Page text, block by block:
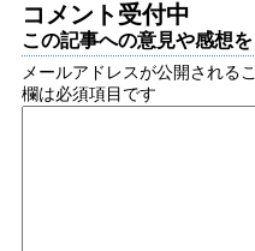
コメント受付中
この記事への意見や感想を
メールアドレスが公開される
欄は必須項目です